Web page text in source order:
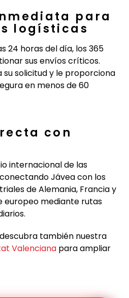
para
logísticas
24 horas del día, los 365
sus envíos críticos.
su solicitud y le proporciona
en menos de 60
con
internacional de las
Jávea con los
de Alemania, Francia y
europeo mediante rutas
también nuestra
Valenciana para ampliar